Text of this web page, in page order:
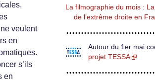
veulent
en
s’ils
en
La filmographie du mois :
de l’extrême droite en
Autour du 1er mai
projet TESSA